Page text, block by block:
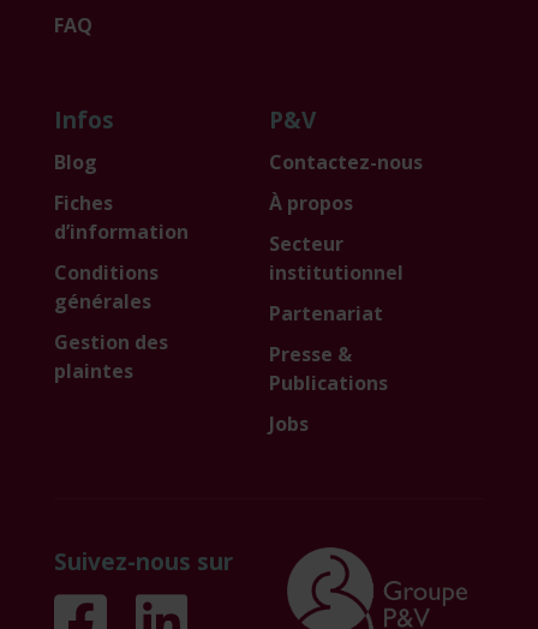
FAQ
Infos
Blog
Fiches
d’information
Conditions
générales
Gestion des
plaintes
P&V
Contactez-nous
À propos
Secteur
institutionnel
Partenariat
Presse &
Publications
Jobs
Suivez-nous sur